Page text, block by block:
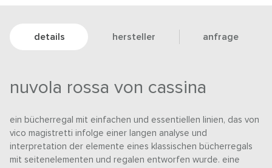
details hersteller anfrage
nuvola rossa von cassina
ein bücherregal mit einfachen und essentiellen linien, das von
vico magistretti infolge einer langen analyse und
interpretation der elemente eines klassischen bücherregals
mit seitenelementen und regalen entworfen wurde. eine